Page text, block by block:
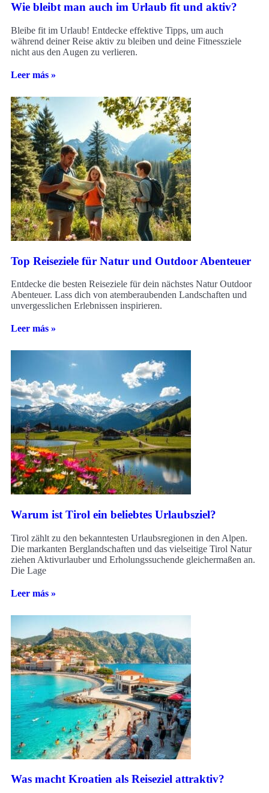
Wie bleibt man auch im Urlaub fit und aktiv?
Bleibe fit im Urlaub! Entdecke effektive Tipps, um auch
während deiner Reise aktiv zu bleiben und deine Fitnessziele
nicht aus den Augen zu verlieren.
Leer más »
Top Reiseziele für Natur und Outdoor Abenteuer
Entdecke die besten Reiseziele für dein nächstes Natur Outdoor
Abenteuer. Lass dich von atemberaubenden Landschaften und
unvergesslichen Erlebnissen inspirieren.
Leer más »
Warum ist Tirol ein beliebtes Urlaubsziel?
Tirol zählt zu den bekanntesten Urlaubsregionen in den Alpen.
Die markanten Berglandschaften und das vielseitige Tirol Natur
ziehen Aktivurlauber und Erholungssuchende gleichermaßen an.
Die Lage
Leer más »
Was macht Kroatien als Reiseziel attraktiv?